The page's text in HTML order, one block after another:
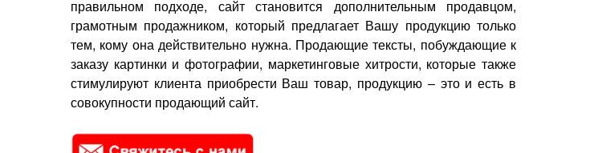
правильном подходе, сайт становится дополнительным продавцом,
грамотным продажником, который предлагает Вашу продукцию только
тем, кому она действительно нужна. Продающие тексты, побуждающие к
заказу картинки и фотографии, маркетинговые хитрости, которые также
стимулируют клиента приобрести Ваш товар, продукцию – это и есть в
совокупности продающий сайт.